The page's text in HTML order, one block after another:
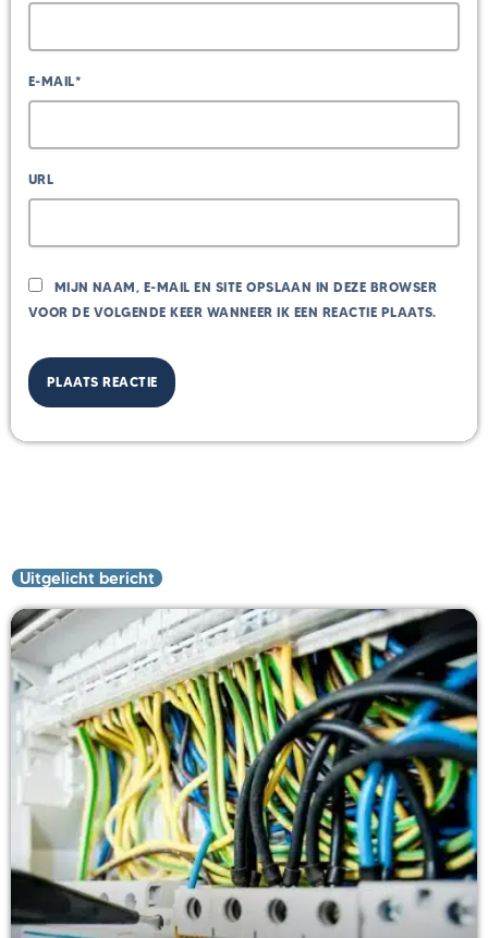
E-MAIL*
URL
MIJN NAAM, E-MAIL EN SITE OPSLAAN IN DEZE BROWSER
VOOR DE VOLGENDE KEER WANNEER IK EEN REACTIE PLAATS.
Uitgelicht bericht